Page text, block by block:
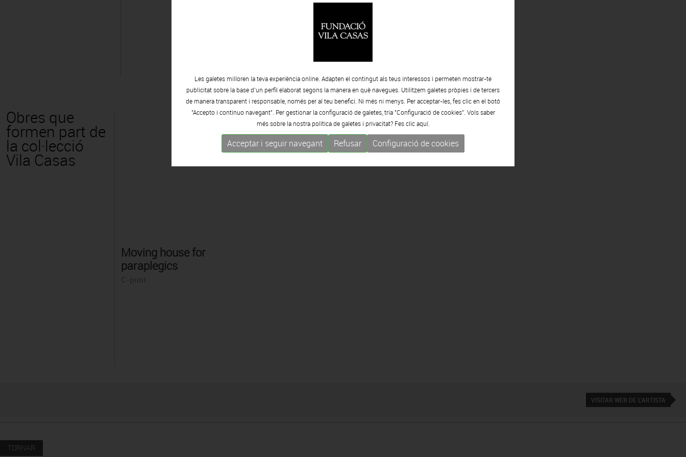
Obres que
formen part de
la col·lecció
Vila Casas
Moving house for
paraplegics
VISITAR WEB DE L'ARTISTA
TORNAR
Les galetes milloren la teva experiència online. Adapten el contingut als teus interessos i permeten mostrar-te
publicitat sobre la base d’un perfil elaborat segons la manera en què navegues. Utilitzem galetes pròpies i de tercers
de manera transparent i responsable, només per al teu benefici. Ni més ni menys. Per acceptar-les, fes clic en el botó
"Accepto i continuo navegant". Per gestionar la configuració de galetes, tria "Configuració de cookies". Vols saber
més sobre la nostra política de galetes i privacitat? Fes clicaquí.
Acceptar i seguir navegant Refusar Configuració de cookies